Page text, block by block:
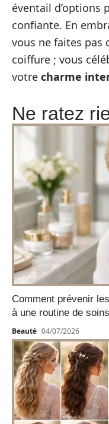
éventail d’options
confiante. En
vous ne faites pas
coiffure ; vous
votre charme
Ne ratez
Comment prévenir
à une routine de
Beauté 04/07/2026